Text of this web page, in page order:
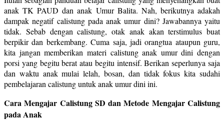
anak TK PAUD dan anak Umur Balita. Nah, berikutnya adakah
dampak negatif calistung pada anak umur dini? Jawabannya yaitu
tidak. Sebab dengan calistung, otak anak akan terstimulus buat
berpikir dan berkembang. Cuma saja, jadi orangtua ataupun guru,
kita jangan memberikan materi calistung anak umur dini dengan
porsi yang begitu berat atau begitu intensif. Berikan seperlunya saja
dan waktu anak mulai lelah, bosan, dan tidak fokus kita sudahi
pembelajaran calistung untuk anak umur dini ini.
Cara Mengajar Calistung SD dan Metode Mengajar Calistung
pada Anak